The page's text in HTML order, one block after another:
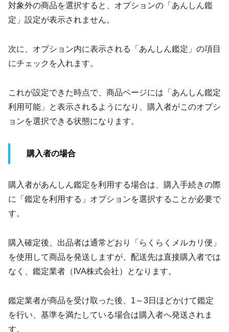
対象外の商品を選択すると、オプションの「あんしん鑑
定」設定が表示されません。
次に、オプション内に表示される「あんしん鑑定」の項目
にチェックを入れます。
これが設定できた時点で、商品ページには「あんしん鑑定
利用可能」と表示されるようになり、購入者がこのオプシ
ョンを選択できる状態になります。
購入者の場合
購入者があんしん鑑定を利用する場合は、購入手続きの際
に「鑑定を利用する」オプションを選択することが必要で
す。
購入確定後、出品者は通常どおり「らくらくメルカリ便」
を使用して商品を発送しますが、配送先は直接購入者では
なく、鑑定業者（IVA株式会社）となります。
鑑定業者が商品を受け取った後、1～3日ほどかけて鑑定
を行い、基準を満たしている場合は購入者へ発送されま
す。